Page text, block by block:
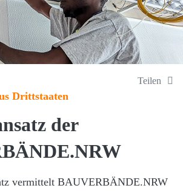
Teilen
Drittstaaten
der
vermittelt BAUVERBÄNDE.NRW